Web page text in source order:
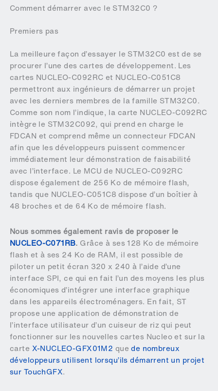
Comment démarrer avec le STM32C0 ?
Premiers pas
La meilleure façon d’essayer le STM32C0 est de se
procurer l’une des cartes de développement. Les
cartes NUCLEO-C092RC et NUCLEO-C051C8
permettront aux ingénieurs de démarrer un projet
avec les derniers membres de la famille STM32C0.
Comme son nom l’indique, la carte NUCLEO-C092RC
intègre le STM32C092, qui prend en charge le
FDCAN et comprend même un connecteur FDCAN
afin que les développeurs puissent commencer
immédiatement leur démonstration de faisabilité
avec l’interface. Le MCU de NUCLEO-C092RC
dispose également de 256 Ko de mémoire flash,
tandis que NUCLEO-C051C8 dispose d’un boîtier à
48 broches et de 64 Ko de mémoire flash.
Nous sommes également ravis de proposer le
NUCLEO-C071RB. Grâce à ses 128 Ko de mémoire
flash et à ses 24 Ko de RAM, il est possible de
piloter un petit écran 320 x 240 à l’aide d’une
interface SPI, ce qui en fait l’un des moyens les plus
économiques d’intégrer une interface graphique
dans les appareils électroménagers. En fait, ST
propose une application de démonstration de
l’interface utilisateur d’un cuiseur de riz qui peut
fonctionner sur les nouvelles cartes Nucleo et sur la
carte X-NUCLEO-GFX01M2 quede nombreux
développeurs utilisent lorsqu’ils démarrent un projet
sur TouchGFX.